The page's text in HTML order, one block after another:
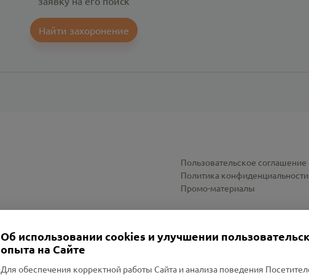
Найти захоронение
Пользовательское соглашение
Политика конфиденциальности
Промо-материалы
Об использовании cookies и улучшении
опыта на Сайте
Для обеспечения корректной работы Сайта и анализа поведения